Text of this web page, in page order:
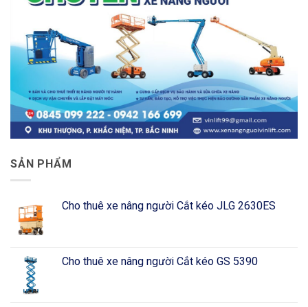
SẢN PHẨM
Cho thuê xe nâng người Cắt kéo JLG 2630ES
Cho thuê xe nâng người Cắt kéo GS 5390